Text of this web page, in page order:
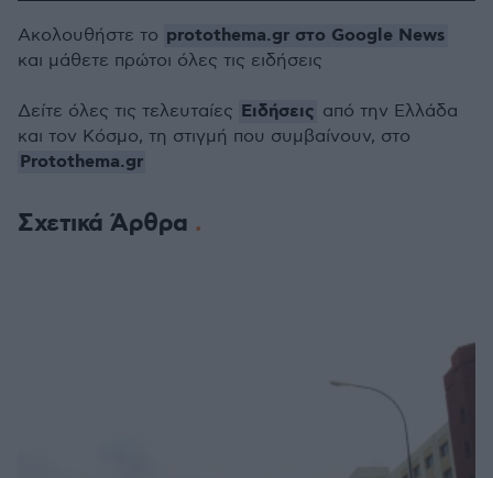
Σχετικά Άρθρα
Ακολουθήστε το protothema.gr στο Google News
και μάθετε πρώτοι όλες τις ειδήσεις
Δείτε όλες τις τελευταίες Ειδήσεις από την Ελλάδα
και τον Κόσμο, τη στιγμή που συμβαίνουν, στο
Protothema.gr